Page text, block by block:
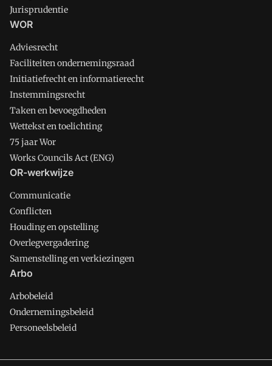
Jurisprudentie
WOR
Adviesrecht
Faciliteiten ondernemingsraad
Initiatiefrecht en informatierecht
Instemmingsrecht
Taken en bevoegdheden
Wettekst en toelichting
75 jaar Wor
Works Councils Act (ENG)
OR-werkwijze
Communicatie
Conflicten
Houding en opstelling
Overlegvergadering
Samenstelling en verkiezingen
Arbo
Arbobeleid
Ondernemingsbeleid
Personeelsbeleid